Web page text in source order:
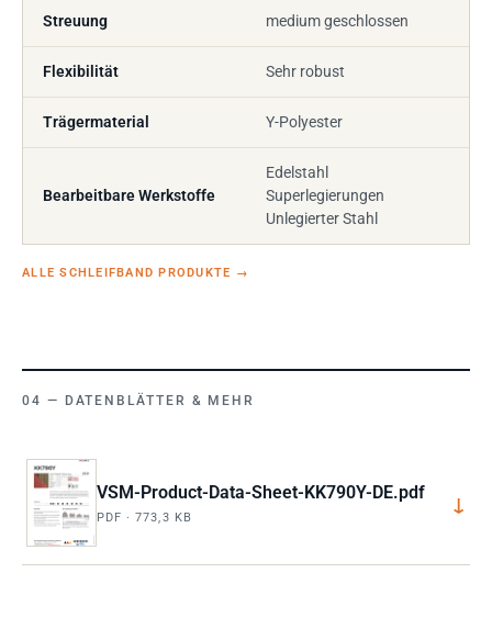
Streuung medium geschlossen
Flexibilität Sehr robust
Trägermaterial Y-Polyester
Bearbeitbare Werkstoffe
Edelstahl
Superlegierungen
Unlegierter Stahl
ALLE SCHLEIFBAND PRODUKTE →
DATENBLÄTTER & MEHR
VSM-Product-Data-Sheet-KK790Y-DE.pdf
PDF · 773,3 KB
↓